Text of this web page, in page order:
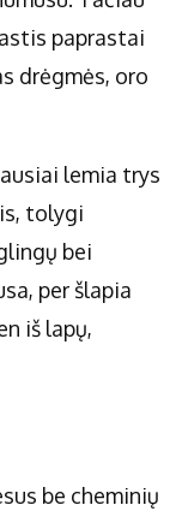
paprastai
drėgmės, oro
lemia trys
tolygi
bei
per šlapia
iš lapų,
be cheminių